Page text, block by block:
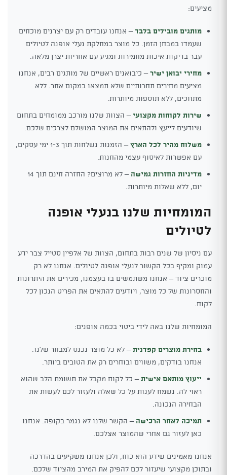
מציעים:
מותגים מובילים בלבד– אנחנו עובדים רק עם יצרנים מוכחים
שעמדו במבחן הזמן. כל מוצר במחלקת נעלי אופנה לטיולים
עבר בדיקות איכות מחמירות ומגיע עם אחריות יצרן מלאה.
מחירי יבואן ישיר– כיבואנים ראשיים של מותגים רבים, אנחנו
מציעים מחירים תחרותיים שלא תמצאו במקום אחר. ללא
מתווכים, ללא תוספות מיותרות.
שירות לקוחות מקצועי– הצוות שלנו מורכב ממומחים בתחום
שיודעים לייעץ ולהתאים את המוצר המושלם לצרכים שלכם.
משלוח מהיר לכל הארץ
– הזמנות נשלחות תוך 1-3 ימי עסקים,
עם אפשרות לאיסוף עצמי מהחנות.
מדיניות החזרות גמישה
– לא מרוצים? החזרה חינם תוך 14
יום, ללא שאלות מיותרות.
המומחיות שלנו בנעלי אופנה
לטיולים
עם ניסיון של שנים רבות בתחום, הצוות של אלפיין סטייל צבר ידע
עמוק ומקיף בכל הקשור לנעלי אופנה לטיולים. אנחנו לא רק
מוכרים ציוד – אנחנו משתמשים בו בעצמנו, מכירים את היתרונות
והחסרונות של כל מוצר, ויודעים להתאים את הפריט הנכון לכל
לקוח.
המומחיות שלנו באה לידי ביטוי בכמה אופנים:
בחירת מוצרים קפדנית– לא כל מוצר נכנס למבחר שלנו.
אנחנו בודקים, משווים ובוחרים רק את הטובים ביותר.
ייעוץ מותאם אישית– כל לקוח מקבל את תשומת הלב שהוא
ראוי לה. נשמח לענות על כל שאלה ולעזור לכם לעשות את
הבחירה הנכונה.
תמיכה לאחר הרכישה – הקשר שלנו לא נגמר בקופה. אנחנו
כאן לעזור גם אחרי שהמוצר אצלכם.
אנחנו מאמינים שידע הוא כוח, ולכן אנחנו משקיעים בהדרכה
ובתוכן מקצועי שיעזור לכם להפיק את המירב מהציוד שלכם.